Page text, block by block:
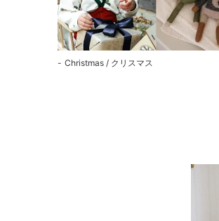
Christmas / クリスマス